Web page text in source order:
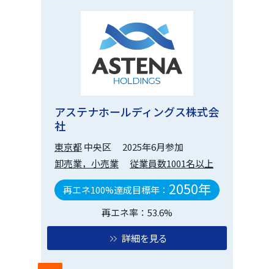
アステナホールディングス株式会
社
東京都 中央区
2025年6月参加
卸売業，小売業
従業員数1001名以上
再エネ100%達成目標年： 2050年
再エネ率：53.6%
詳細を見る